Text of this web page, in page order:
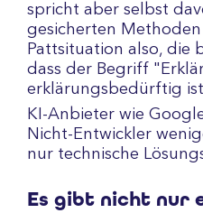
spricht aber selbst
gesicherten
Pattsituation also, die
dass der Begriff
erklärungsbedürftig
KI-Anbieter wie
Nicht-Entwickler
nur technische
Es gibt nicht nur